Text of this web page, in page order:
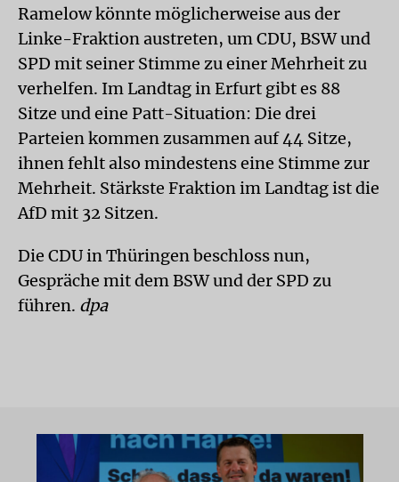
Ramelow könnte möglicherweise aus der
Linke-Fraktion austreten, um CDU, BSW und
SPD mit seiner Stimme zu einer Mehrheit zu
verhelfen. Im Landtag in Erfurt gibt es 88
Sitze und eine Patt-Situation: Die drei
Parteien kommen zusammen auf 44 Sitze,
ihnen fehlt also mindestens eine Stimme zur
Mehrheit. Stärkste Fraktion im Landtag ist die
AfD mit 32 Sitzen.
Die CDU in Thüringen beschloss nun,
Gespräche mit dem BSW und der SPD zu
führen. dpa